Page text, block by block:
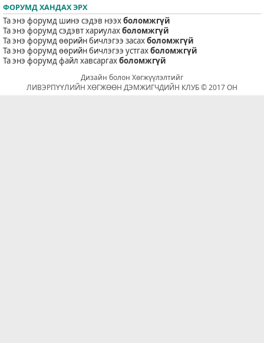
ФОРУМД ХАНДАХ ЭРХ
Та энэ форумд шинэ сэдэв нээхболомжгүй
Та энэ форумд сэдэвт хариулахболомжгүй
Та энэ форумд өөрийн бичлэгээ засахболомжгүй
Та энэ форумд өөрийн бичлэгээ устгахболомжгүй
Та энэ форумд файл хавсаргахболомжгүй
Дизайн болон Хөгжүүлэлтийг
ЛИВЭРПҮҮЛИЙН ХӨГЖӨӨН ДЭМЖИГЧДИЙН КЛУБ © 2017 ОН